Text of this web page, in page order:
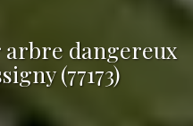
dangereux
(77173)